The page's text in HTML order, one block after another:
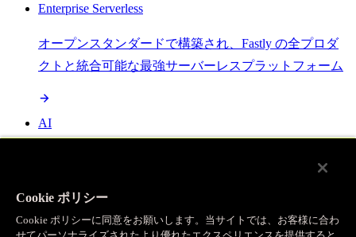
Enterprise Serverless
オープンスタンダードで構築され、Fastly の全プロダ
クトと統合可能な最強サーバーレスプラットフォーム
AI
Cookie ポリシー
Cookie ポリシーに同意をお願いします。当サイトでは、お客様に合わ